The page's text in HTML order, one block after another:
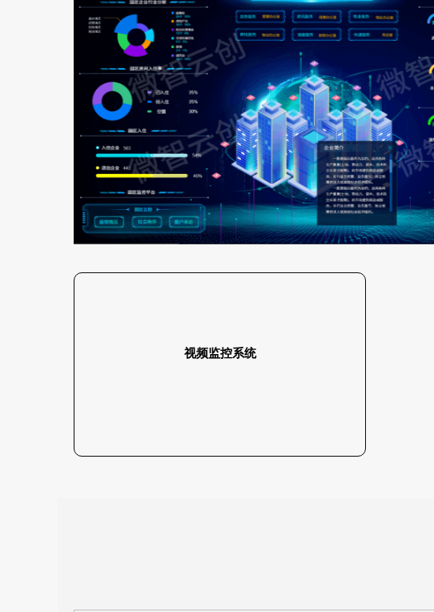
视频监控系统